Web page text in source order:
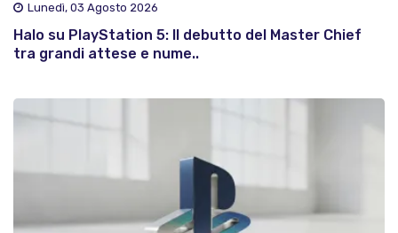
Lunedì, 03 Agosto 2026
Halo su PlayStation 5: Il debutto del Master Chief
tra grandi attese e nume..